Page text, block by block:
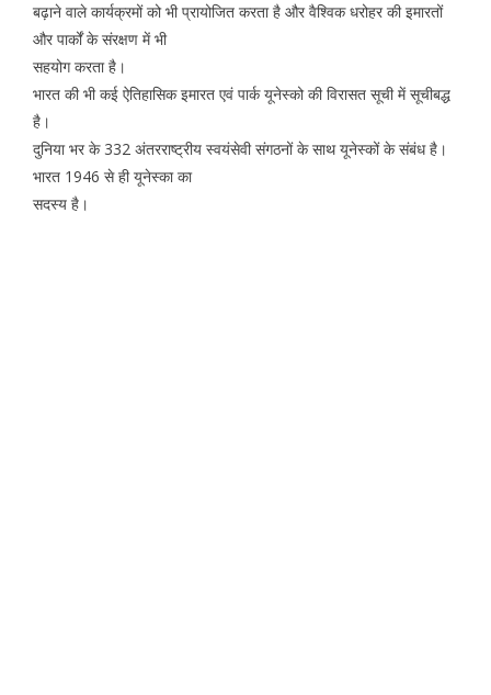
बढ़ाने वाले कार्यक्रमों को भी प्रायोजित करता है और वैश्विक धरोहर की इमारतों
और पार्कों के संरक्षण में भी
सहयोग करता है।
भारत की भी कई ऐतिहासिक इमारत एवं पार्क यूनेस्को की विरासत सूची में सूचीबद्ध
है।
दुनिया भर के 332 अंतरराष्ट्रीय स्वयंसेवी संगठनों के साथ यूनेस्कों के संबंध है।
भारत 1946 से ही यूनेस्का का
सदस्य है।